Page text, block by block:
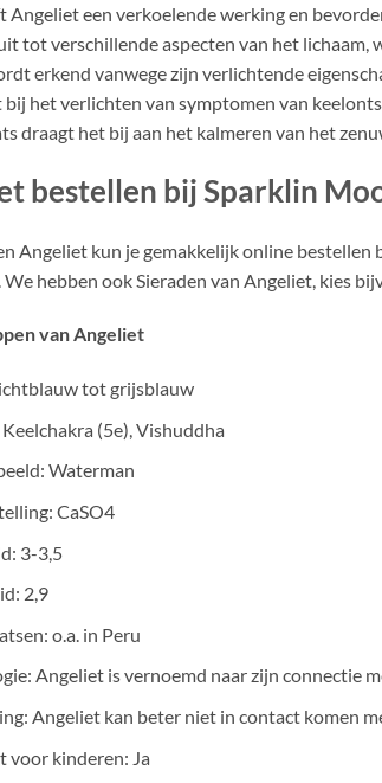
Angeliet een verkoelende werking en
tot verschillende aspecten van het lichaam,
erkend vanwege zijn verlichtende
het verlichten van symptomen van
draagt het bij aan het kalmeren van het
bestellen bij Sparklin
Angeliet kun je gemakkelijk online
hebben ook Sieraden van Angeliet, kies
van Angeliet
tot grijsblauw
(5e), Vishuddha
Waterman
CaSO4
3-3,5
2,9
o.a. in Peru
Angeliet is vernoemd naar zijn connectie
Angeliet kan beter niet in contact komen
voor kinderen: Ja